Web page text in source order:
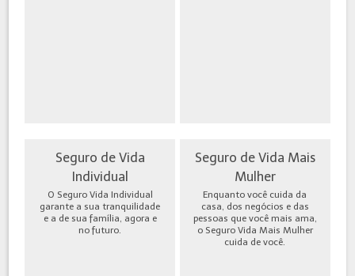
Seguro de Vida
Individual
O Seguro Vida Individual
garante a sua tranquilidade
e a de sua família, agora e
no futuro.
Seguro de Vida Mais
Mulher
Enquanto você cuida da
casa, dos negócios e das
pessoas que você mais ama,
o Seguro Vida Mais Mulher
cuida de você.